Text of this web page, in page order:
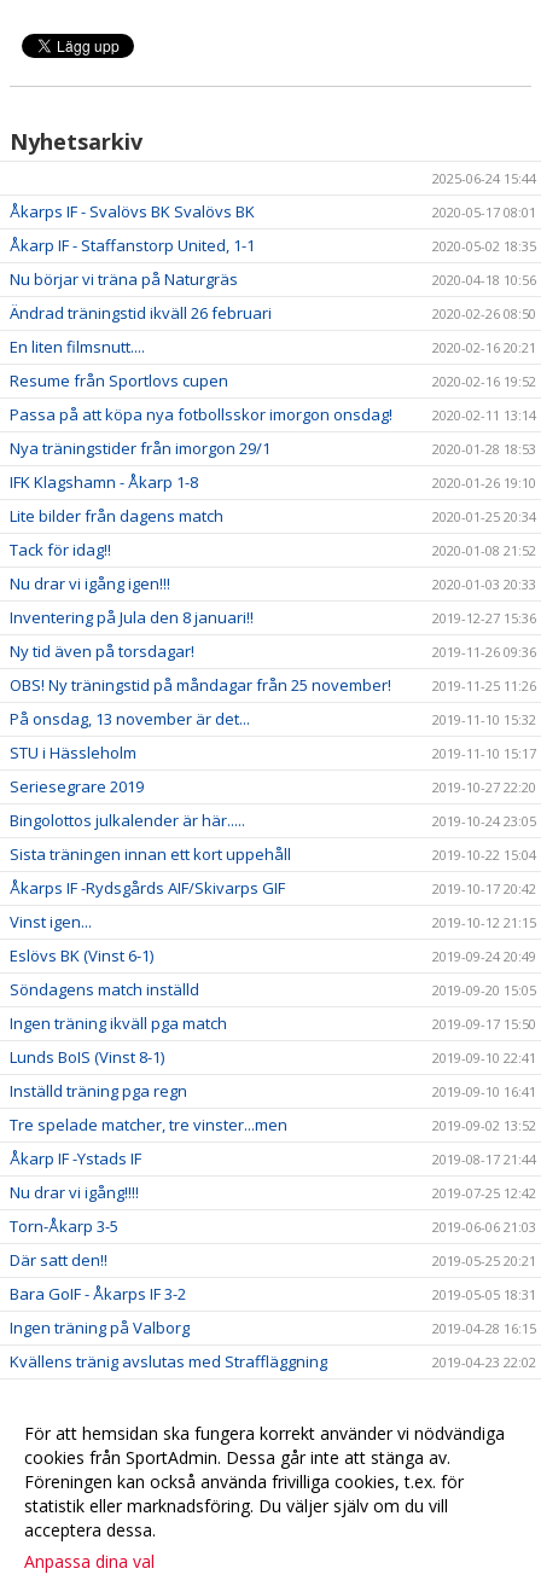
Nyhetsarkiv
2025-06-24 15:44
Åkarps IF - Svalövs BK Svalövs BK 2020-05-17 08:01
Åkarp IF - Staffanstorp United, 1-1 2020-05-02 18:35
Nu börjar vi träna på Naturgräs 2020-04-18 10:56
Ändrad träningstid ikväll 26 februari 2020-02-26 08:50
En liten filmsnutt.... 2020-02-16 20:21
Resume från Sportlovs cupen 2020-02-16 19:52
Passa på att köpa nya fotbollsskor imorgon onsdag! 2020-02-11 13:14
Nya träningstider från imorgon 29/1 2020-01-28 18:53
IFK Klagshamn - Åkarp 1-8 2020-01-26 19:10
Lite bilder från dagens match 2020-01-25 20:34
Tack för idag!! 2020-01-08 21:52
Nu drar vi igång igen!!! 2020-01-03 20:33
Inventering på Jula den 8 januari!! 2019-12-27 15:36
Ny tid även på torsdagar! 2019-11-26 09:36
OBS! Ny träningstid på måndagar från 25 november! 2019-11-25 11:26
På onsdag, 13 november är det... 2019-11-10 15:32
STU i Hässleholm 2019-11-10 15:17
Seriesegrare 2019 2019-10-27 22:20
Bingolottos julkalender är här..... 2019-10-24 23:05
Sista träningen innan ett kort uppehåll 2019-10-22 15:04
Åkarps IF -Rydsgårds AIF/Skivarps GIF 2019-10-17 20:42
Vinst igen... 2019-10-12 21:15
Eslövs BK (Vinst 6-1) 2019-09-24 20:49
Söndagens match inställd 2019-09-20 15:05
Ingen träning ikväll pga match 2019-09-17 15:50
Lunds BoIS (Vinst 8-1) 2019-09-10 22:41
Inställd träning pga regn 2019-09-10 16:41
Tre spelade matcher, tre vinster...men 2019-09-02 13:52
Åkarp IF -Ystads IF 2019-08-17 21:44
Nu drar vi igång!!!! 2019-07-25 12:42
Torn-Åkarp 3-5 2019-06-06 21:03
Där satt den!! 2019-05-25 20:21
Bara GoIF - Åkarps IF 3-2 2019-05-05 18:31
Ingen träning på Valborg 2019-04-28 16:15
Kvällens tränig avslutas med Straffläggning 2019-04-23 22:02
Match mot Lödde 2019-04-23 18:13
Långledighet.....Njut 2019-04-19 14:08
För att hemsidan ska fungera korrekt använder vi nödvändiga
cookies från SportAdmin. Dessa går inte att stänga av.
Föreningen kan också använda frivilliga cookies, t.ex. för
statistik eller marknadsföring. Du väljer själv om du vill
acceptera dessa.
Anpassa dina val